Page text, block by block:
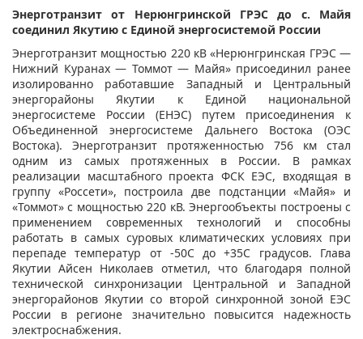
Энерготранзит от Нерюнгринской ГРЭС до с. Майя
соединил Якутию с Единой энергосистемой России
Энерготранзит мощностью 220 кВ «Нерюнгринская ГРЭC —
Нижний Куранах — Томмот — Майя» присоединил ранее
изолированно работавшие Западный и Центральный
энергорайоны Якутии к Единой национальной
энергосистеме России (ЕНЭС) путем присоединения к
Объединенной энергосистеме Дальнего Востока (ОЭС
Востока). Энерготранзит протяженностью 756 км стал
одним из самых протяженных в России. В рамках
реализации масштабного проекта ФСК ЕЭС, входящая в
группу «Россети», построила две подстанции «Майя» и
«Томмот» с мощностью 220 кВ. Энергообъекты построены с
применением современных технологий и способны
работать в самых суровых климатических условиях при
перепаде температур от -50С до +35С градусов. Глава
Якутии Айсен Николаев отметил, что благодаря полной
технической синхронизации Центральной и Западной
энергорайонов Якутии со второй синхронной зоной ЕЭС
России в регионе значительно повысится надежность
электроснабжения.